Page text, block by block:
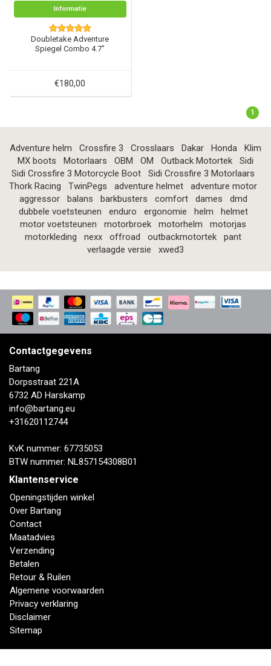
Informatie
Doubletake Adventure
Spiegel Combo 4.7"
€180,00
1
Adventure helm Crossfire 3 Crosslaars Dakar Honda
Klim
MX boots
Motorlaars OBM OM Outback Motortek
Sidi
Sidi Crossfire 3 Motorcycle Boot
Sidi Crossfire 3 Motorlaars
Thork Racing
TwinPegs adventure helmet
adventure motor
aggressor
balans barkbusters comfort dames
dmd
dubbele voetsteunen
enduro ergonomie helm
helmet
motor voetsteunen
motorbroek motorhelm
motorjas
motorkleding
nexx offroad outbackmotortek
pant
verlaagde versie
xwed3
Contactgegevens
Bartang
Dorpsstraat 221A
6732 AD Harskamp
info@bartang.eu
+31620112744
KvK nummer: 67735053
BTW nummer: NL857154308B01
Klantenservice
Openingstijden winkel
Over Bartang
Contact
Maatadvies
Verzending
Betalen
Retour & Ruilen
Algemene voorwaarden
Privacy verklaring
Disclaimer
Sitemap